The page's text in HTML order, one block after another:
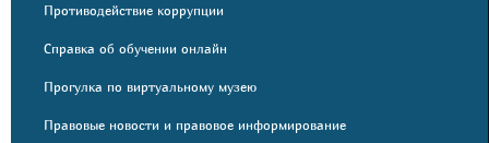
Противодействие коррупции
Справка об обучении онлайн
Прогулка по виртуальному музею
Правовые новости и правовое информирование